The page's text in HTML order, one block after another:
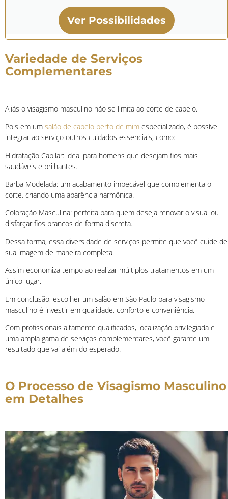
Ver Possibilidades
Variedade de Serviços
Complementares
Aliás o visagismo masculino não se limita ao corte de cabelo.
Pois em um salão de cabelo perto de mim especializado, é possível
integrar ao serviço outros cuidados essenciais, como:
Hidratação Capilar: ideal para homens que desejam fios mais
saudáveis e brilhantes.
Barba Modelada: um acabamento impecável que complementa o
corte, criando uma aparência harmônica.
Coloração Masculina: perfeita para quem deseja renovar o visual ou
disfarçar fios brancos de forma discreta.
Dessa forma, essa diversidade de serviços permite que você cuide de
sua imagem de maneira completa.
Assim economiza tempo ao realizar múltiplos tratamentos em um
único lugar.
Em conclusão, escolher um salão em São Paulo para visagismo
masculino é investir em qualidade, conforto e conveniência.
Com profissionais altamente qualificados, localização privilegiada e
uma ampla gama de serviços complementares, você garante um
resultado que vai além do esperado.
O Processo de Visagismo Masculino
em Detalhes